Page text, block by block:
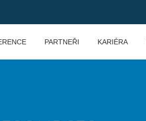
PARTNEŘI KARIÉRA